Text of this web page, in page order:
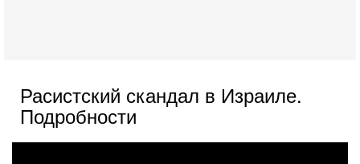
Расистский скандал в Израиле.
Подробности